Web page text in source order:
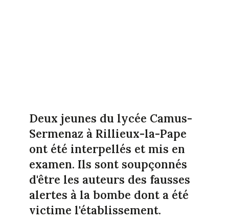
Deux jeunes du lycée Camus-
Sermenaz à Rillieux-la-Pape
ont été interpellés et mis en
examen. Ils sont soupçonnés
d'être les auteurs des fausses
alertes à la bombe dont a été
victime l'établissement.